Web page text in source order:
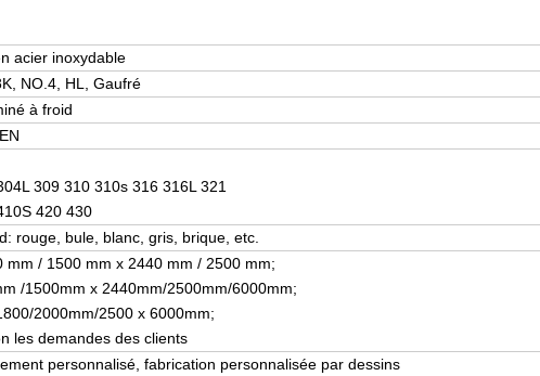
acier inoxydable
NO.4, HL, Gaufré
à froid
309 310 310s 316 316L 321
420 430
rouge, bule, blanc, gris, brique, etc.
mm / 1500 mm x 2440 mm / 2500 mm;
/1500mm x 2440mm/2500mm/6000mm;
2000mm/2500 x 6000mm;
les demandes des clients
personnalisé, fabrication personnalisée par dessins